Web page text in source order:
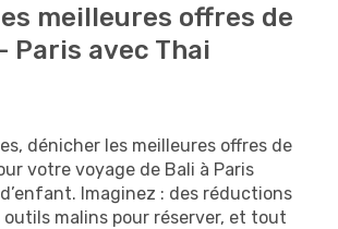
meilleures offres de
Paris avec Thai
dénicher les meilleures offres de
votre voyage de Bali à Paris
Imaginez : des réductions
outils malins pour réserver, et tout